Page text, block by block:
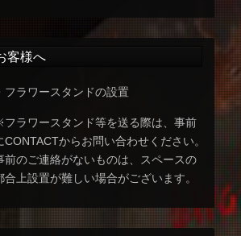
客様へ
フラワースタンドの設置
ラワースタンド等を送る際は、事前
CONTACTからお問い合わせください。
前のご連絡がないものは、スペースの
合上設置が難しい場合がございます。